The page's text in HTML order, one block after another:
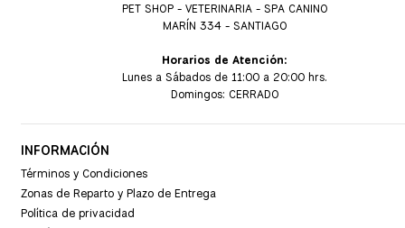
PET SHOP - VETERINARIA - SPA CANINO
MARÍN 334 - SANTIAGO
Horarios de Atención:
Lunes a Sábados de 11:00 a 20:00 hrs.
Domingos: CERRADO
INFORMACIÓN
Términos y Condiciones
Zonas de Reparto y Plazo de Entrega
Política de privacidad